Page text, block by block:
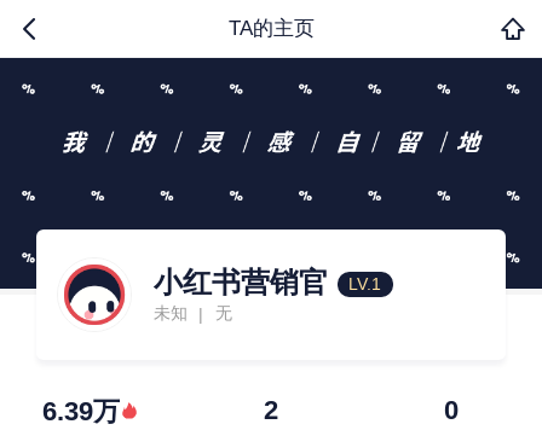
TA的主页
小红书营销官
LV.1
未知
| 无
6.39万 2 0